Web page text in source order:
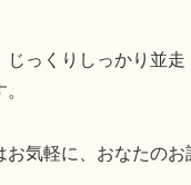
っくりしっかり並走
お気軽に、おなたのお